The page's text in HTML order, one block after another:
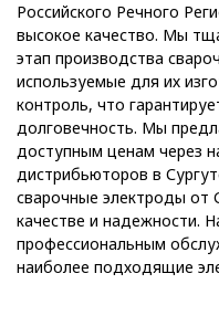
Российского Речного
высокое качество. Мы
этап производства
используемые для их
контроль, что
долговечность. Мы
доступным ценам через
дистрибьюторов в
сварочные электроды от
качестве и надежности.
профессиональным
наиболее подходящие